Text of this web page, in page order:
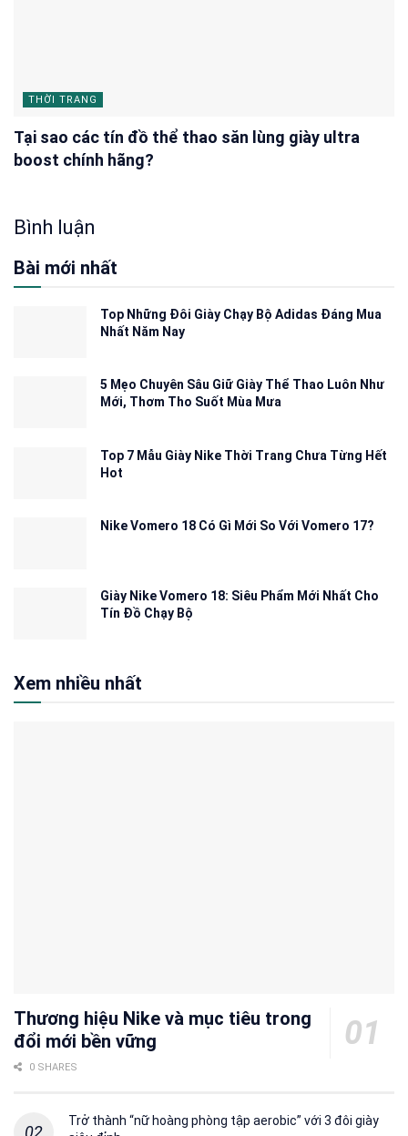
THỜI TRANG
Tại sao các tín đồ thể thao săn lùng giày ultra
boost chính hãng?
Bình luận
Bài mới nhất
Top Những Đôi Giày Chạy Bộ Adidas Đáng Mua
Nhất Năm Nay
5 Mẹo Chuyên Sâu Giữ Giày Thể Thao Luôn Như
Mới, Thơm Tho Suốt Mùa Mưa
Top 7 Mẫu Giày Nike Thời Trang Chưa Từng Hết
Hot
Nike Vomero 18 Có Gì Mới So Với Vomero 17?
Giày Nike Vomero 18: Siêu Phẩm Mới Nhất Cho
Tín Đồ Chạy Bộ
Xem nhiều nhất
Thương hiệu Nike và mục tiêu trong
đổi mới bền vững
0 SHARES
Trở thành “nữ hoàng phòng tập aerobic” với 3 đôi giày